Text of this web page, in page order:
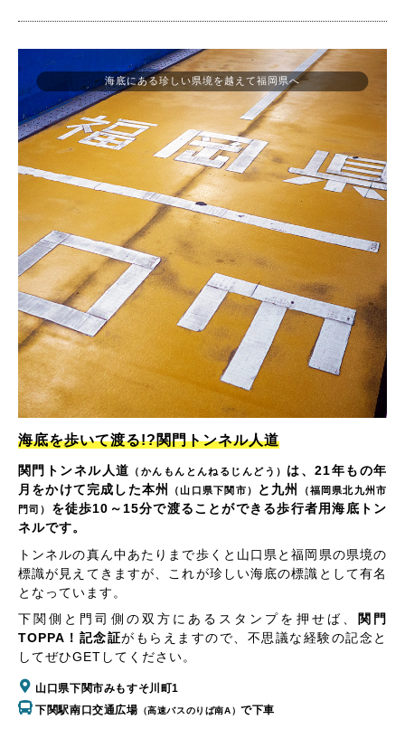
海底を歩いて渡る!?関門トンネル人道
関門トンネル人道 （かんもんとんねるじんどう） は、21年もの年
月をかけて完成した本州
（山口県下関市） と九州
（福岡県北九州市
門司）
を徒歩10～15分で渡ることができる歩行者用海底トン
ネルです。
トンネルの真ん中あたりまで歩くと山口県と福岡県の県境の
標識が見えてきますが、これが珍しい海底の標識として有名
となっています。
下関側と門司側の双方にあるスタンプを押せば、
関門
TOPPA！記念証がもらえますので、不思議な経験の記念と
してぜひGETしてください。
山口県下関市みもすそ川町1
下関駅南口交通広場 （高速バスのりば南A）で下車
海底にある珍しい県境を越えて福岡県へ